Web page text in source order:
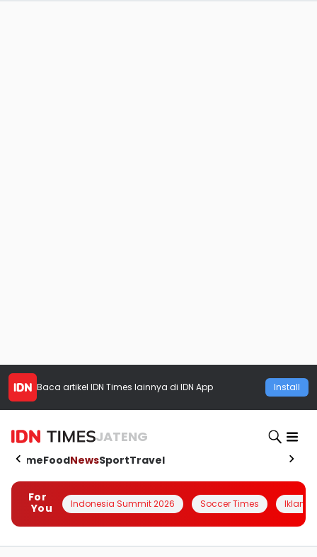
Baca artikel IDN Times lainnya di IDN App Install
JATENG
HomeFoodNewsSportTravel
For
You
Indonesia Summit 2026 Soccer Times Iklanin